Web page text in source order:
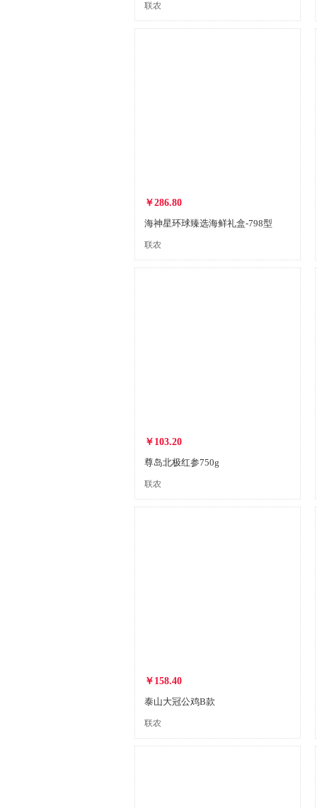
联农
￥286.80
海神星环球臻选海鲜礼盒-798型
联农
￥103.20
尊岛北极红参750g
联农
￥158.40
泰山大冠公鸡B款
联农